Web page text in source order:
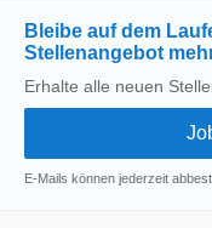
Bleibe auf dem
Stellenangebot
Erhalte alle neuen
E-Mails können jederzeit